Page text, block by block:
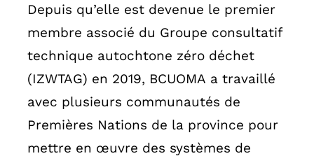
Depuis qu’elle est devenue le premier
membre associé du Groupe consultatif
technique autochtone zéro déchet
(IZWTAG) en 2019, BCUOMA a travaillé
avec plusieurs communautés de
Premières Nations de la province pour
mettre en œuvre des systèmes de